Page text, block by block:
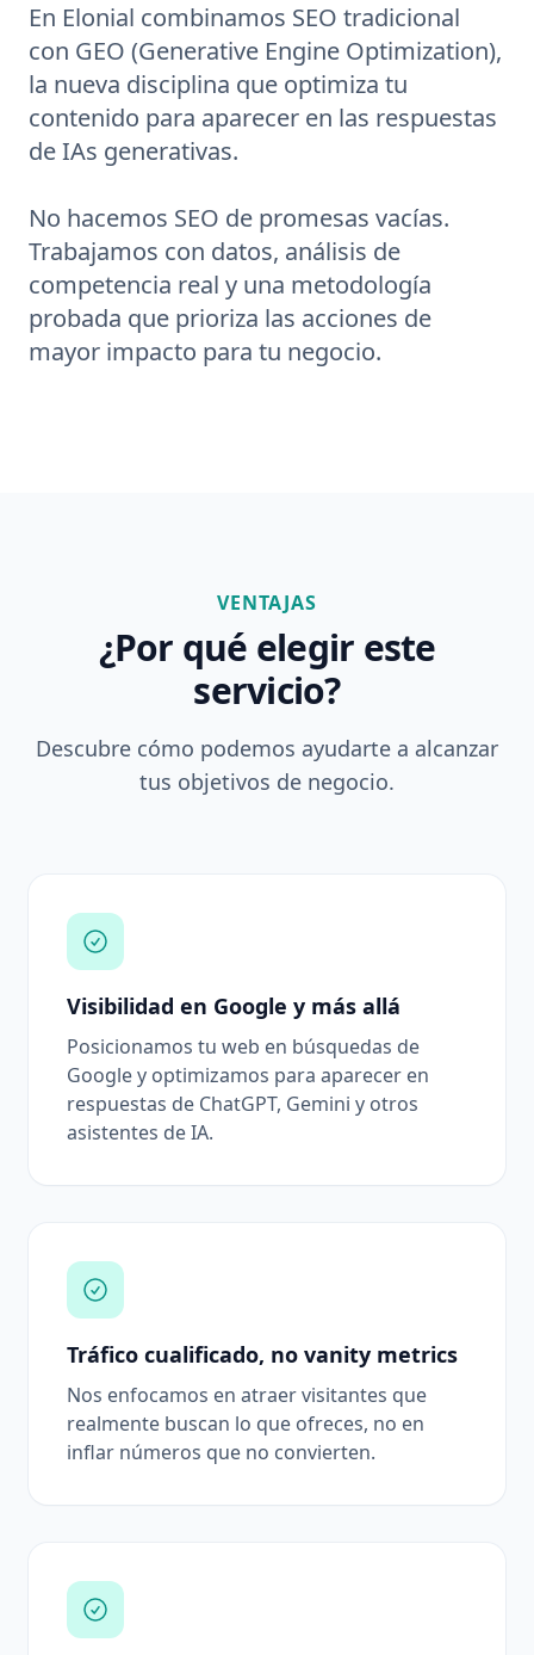
En Elonial combinamos SEO tradicional
con GEO (Generative Engine Optimization),
la nueva disciplina que optimiza tu
contenido para aparecer en las respuestas
de IAs generativas.
No hacemos SEO de promesas vacías.
Trabajamos con datos, análisis de
competencia real y una metodología
probada que prioriza las acciones de
mayor impacto para tu negocio.
VENTAJAS
¿Por qué elegir este
servicio?
Descubre cómo podemos ayudarte a alcanzar
tus objetivos de negocio.
Visibilidad en Google y más allá
Posicionamos tu web en búsquedas de
Google y optimizamos para aparecer en
respuestas de ChatGPT, Gemini y otros
asistentes de IA.
Tráfico cualificado, no vanity metrics
Nos enfocamos en atraer visitantes que
realmente buscan lo que ofreces, no en
inflar números que no convierten.